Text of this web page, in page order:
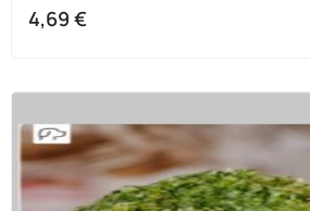
4,69 €